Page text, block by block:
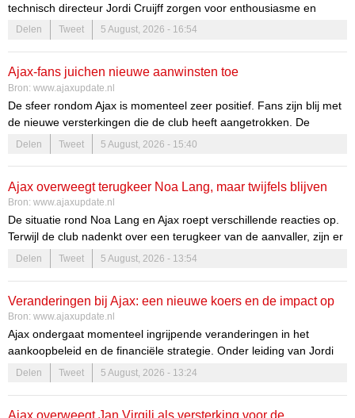
technisch directeur Jordi Cruijff zorgen voor enthousiasme en
vertrouwen binnen de supportersschare. De club lijkt zich in een
nieuwe, veelbelovende richting te bewegen, wat de harten van vele
Complimenten voor de aanwinsten
De fans zijn zeer te spreken over de spelers die recentelijk zijn
toegevoegd aan de selectie. Ze zien in deze aanwinsten een
duidelijke verbetering van het team.
Delen Tweet 5 August, 2026 - 16:54
Ajax-fans juichen nieuwe aanwinsten toe
Bron: www.ajaxupdate.nl
De sfeer rondom Ajax is momenteel zeer positief. Fans zijn blij met
de nieuwe versterkingen die de club heeft aangetrokken. De
recente transfers zorgen voor een frisse wind binnen de selectie,
wat de hoop op een succesvol seizoen aanzienlijk vergroot. Deze
maar ook een bron van inspiratie voor de supporters.
Delen Tweet 5 August, 2026 - 15:40
Ajax overweegt terugkeer Noa Lang, maar twijfels blijven
bestaan
Bron: www.ajaxupdate.nl
De situatie rond Noa Lang en Ajax roept verschillende reacties op.
Terwijl de club nadenkt over een terugkeer van de aanvaller, zijn er
ook kritische geluiden te horen van experts. Dit maakt de huidige
transferperiode extra spannend voor zowel de club als de fans. De
ook hoe zijn speelstijl zich verhoudt tot de teamdynamiek binnen
Ajax.
Delen Tweet 5 August, 2026 - 13:54
Veranderingen bij Ajax: een nieuwe koers en de impact op
de toekomst
Bron: www.ajaxupdate.nl
Ajax ondergaat momenteel ingrijpende veranderingen in het
aankoopbeleid en de financiële strategie. Onder leiding van Jordi
Cruijff is er een duidelijke verschuiving zichtbaar richting een meer
bescheiden benadering op de transfermarkt. Deze veranderingen
Delen Tweet 5 August, 2026 - 13:24
Ajax overweegt Jan Virgili als versterking voor de